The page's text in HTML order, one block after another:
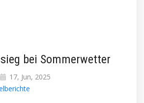
bei Sommerwetter
17, Jun, 2025